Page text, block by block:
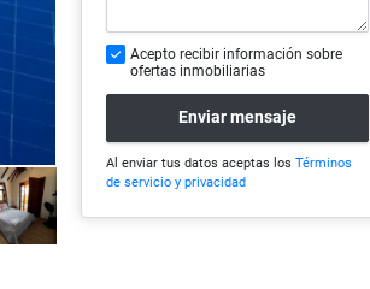
Acepto recibir información sobre
ofertas inmobiliarias
Enviar mensaje
Al enviar tus datos aceptas los Términos
de servicio y privacidad